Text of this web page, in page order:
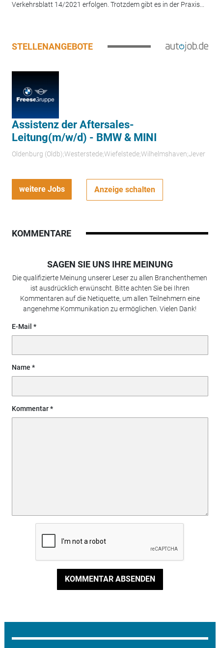
Verkehrsblatt 14/2021 erfolgen. Trotzdem gibt es in der Praxis...
STELLENANGEBOTE
Assistenz der Aftersales-
Leitung(m/w/d) - BMW & MINI
Oldenburg (Oldb);Westerstede;Wiefelstede;Wilhelmshaven;Jever
weitere Jobs Anzeige schalten
KOMMENTARE
SAGEN SIE UNS IHRE MEINUNG
Die qualifizierte Meinung unserer Leser zu allen Branchenthemen
ist ausdrücklich erwünscht. Bitte achten Sie bei Ihren
Kommentaren auf die Netiquette, um allen Teilnehmern eine
angenehme Kommunikation zu ermöglichen. Vielen Dank!
E-Mail
Name
Kommentar
KOMMENTAR ABSENDEN